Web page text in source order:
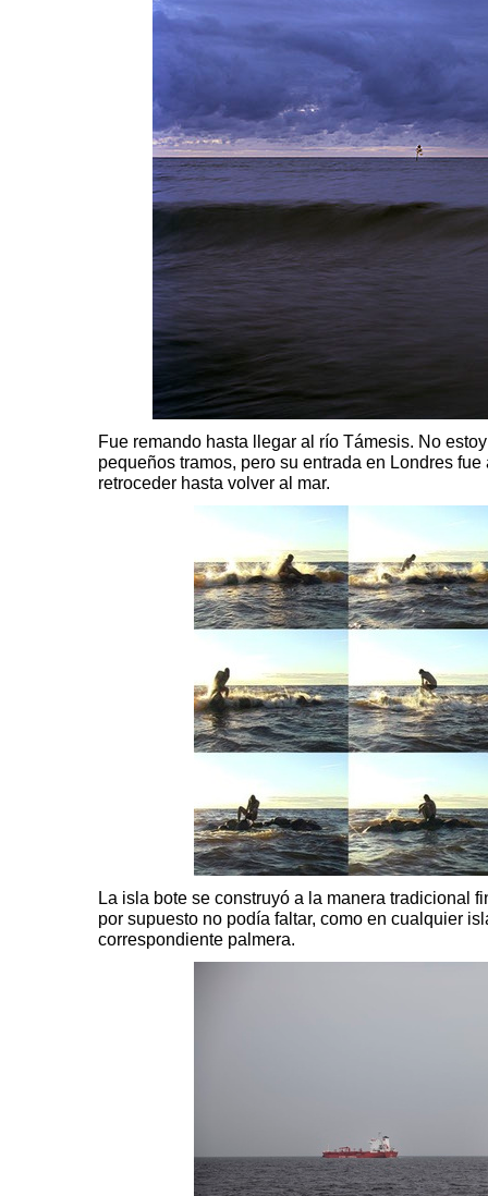
Fue remando hasta llegar al río Támesis. No
pequeños tramos, pero su entrada en Londres
retroceder hasta volver al mar.
La isla bote se construyó a la manera tradicional
por supuesto no podía faltar, como en cualquier
correspondiente palmera.